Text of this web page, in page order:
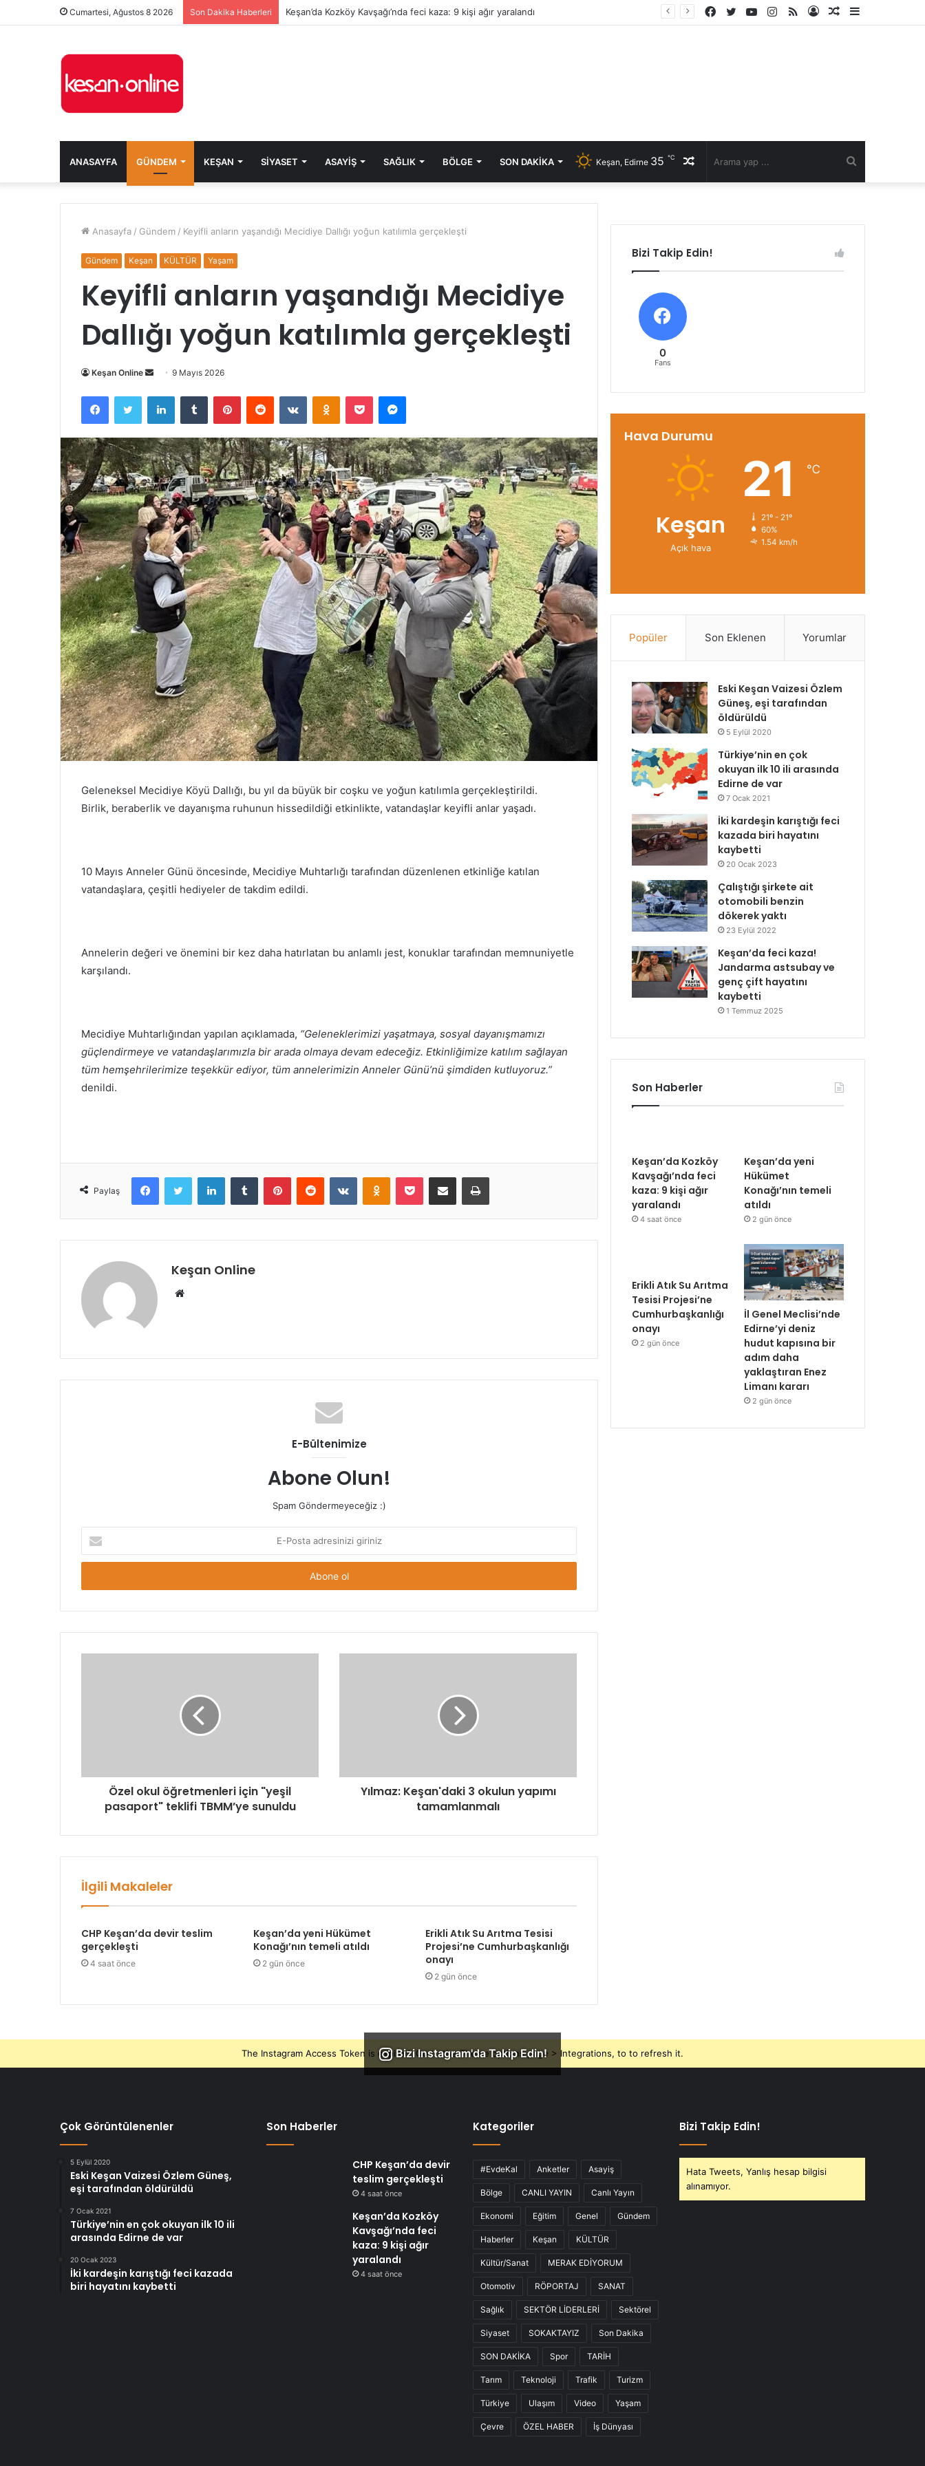
Cumartesi, Ağustos 8 2026 Son Dakika Haberleri Keşan’da Kozköy Kavşağı’nda feci kaza: 9 kişi ağır yaralandı
Kenar
Rastgele
Kayıt
RSS
Instagram
YouTube
Twitter
Facebook
ANASAYFA GÜNDEM KEŞAN SIYASET ASAYIŞ SAĞLIK BÖLGE SON DAKIKA Rastgele
Keşan, Edirne 35 ℃
Anasayfa / Gündem / Keyifli anların yaşandığı Mecidiye Dallığı yoğun katılımla gerçekleşti
Gündem Keşan KÜLTÜR Yaşam
Keyifli anların yaşandığı Mecidiye
Dallığı yoğun katılımla gerçekleşti
Keşan Online
Bir
posta
göndermek
9 Mayıs 2026
FacebookTwitter LinkedInTumblr PinterestReddit VKontakteOdnoklassniki
Pocket Messenger
Geleneksel Mecidiye Köyü Dallığı, bu yıl da büyük bir coşku ve yoğun katılımla gerçekleştirildi.
Birlik, beraberlik ve dayanışma ruhunun hissedildiği etkinlikte, vatandaşlar keyifli anlar yaşadı.
10 Mayıs Anneler Günü öncesinde, Mecidiye Muhtarlığı tarafından düzenlenen etkinliğe katılan
vatandaşlara, çeşitli hediyeler de takdim edildi.
Annelerin değeri ve önemini bir kez daha hatırlatan bu anlamlı jest, konuklar tarafından memnuniyetle
karşılandı.
Mecidiye Muhtarlığından yapılan açıklamada, “Geleneklerimizi yaşatmaya, sosyal dayanışmamızı
güçlendirmeye ve vatandaşlarımızla bir arada olmaya devam edeceğiz. Etkinliğimize katılım sağlayan
tüm hemşehrilerimize teşekkür ediyor, tüm annelerimizin Anneler Günü’nü şimdiden kutluyoruz.”
denildi.
Paylaş
FacebookTwitter LinkedInTumblr PinterestReddit VKontakteOdnoklassniki
Pocket E-Posta ile paylaş Yazdır
Keşan Online
Web
E-Bültenimize
Abone Olun!
Spam Göndermeyeceğiz :)
Posta
adresinizi
Özel okul öğretmenleri için "yeşil
pasaport" teklifi TBMM’ye sunuldu
Yılmaz: Keşan'daki 3 okulun yapımı
tamamlanmalı
İlgili Makaleler
CHP Keşan’da devir teslim
gerçekleşti
4 saat önce
Keşan’da yeni Hükümet
Konağı’nın temeli atıldı
2 gün önce
Erikli Atık Su Arıtma Tesisi
Projesi’ne Cumhurbaşkanlığı
onayı
2 gün önce
Bizi Takip Edin!
0
Fans
Hava Durumu
Keşan
Açık hava
21 ℃
21º - 21º
60%
1.54 km/h
Popüler Son Eklenen Yorumlar
Eski Keşan Vaizesi Özlem
Güneş, eşi tarafından
öldürüldü
5 Eylül 2020
Türkiye’nin en çok
okuyan ilk 10 ili arasında
Edirne de var
7 Ocak 2021
İki kardeşin karıştığı feci
kazada biri hayatını
kaybetti
20 Ocak 2023
Çalıştığı şirkete ait
otomobili benzin
dökerek yaktı
23 Eylül 2022
Keşan’da feci kaza!
Jandarma astsubay ve
genç çift hayatını
kaybetti
1 Temmuz 2025
Son Haberler
Keşan’da Kozköy
Kavşağı’nda feci
kaza: 9 kişi ağır
yaralandı
4 saat önce
Keşan’da yeni
Hükümet
Konağı’nın temeli
atıldı
2 gün önce
Erikli Atık Su Arıtma
Tesisi Projesi’ne
Cumhurbaşkanlığı
onayı
2 gün önce
İl Genel Meclisi’nde
Edirne’yi deniz
hudut kapısına bir
adım daha
yaklaştıran Enez
Limanı kararı
2 gün önce
Bizi Instagram'da Takip Edin!
The Instagram Access Token is expired, Go to the Theme options page > Integrations, to to refresh it.
Çok Görüntülenenler
5 Eylül 2020
Eski Keşan Vaizesi Özlem Güneş,
eşi tarafından öldürüldü
7 Ocak 2021
Türkiye’nin en çok okuyan ilk 10 ili
arasında Edirne de var
20 Ocak 2023
İki kardeşin karıştığı feci kazada
biri hayatını kaybetti
Son Haberler
CHP Keşan’da devir
teslim gerçekleşti
4 saat önce
Keşan’da Kozköy
Kavşağı’nda feci
kaza: 9 kişi ağır
yaralandı
4 saat önce
Kategoriler
#EvdeKal Anketler Asayiş
Bölge CANLI YAYIN Canlı Yayın
Ekonomi Eğitim Genel Gündem
Haberler Keşan KÜLTÜR
Kültür/Sanat MERAK EDİYORUM
Otomotiv RÖPORTAJ SANAT
Sağlık SEKTÖR LİDERLERİ Sektörel
Siyaset SOKAKTAYIZ Son Dakika
SON DAKİKA Spor TARİH
Tarım Teknoloji Trafik Turizm
Türkiye Ulaşım Video Yaşam
Çevre ÖZEL HABER İş Dünyası
Bizi Takip Edin!
Hata Tweets, Yanlış hesap bilgisi
alınamıyor.